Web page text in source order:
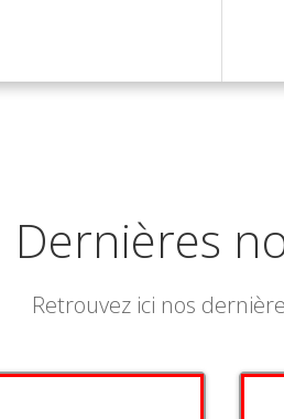
Dernières
Retrouvez ici nos